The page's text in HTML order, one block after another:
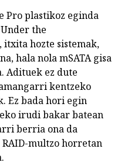
Pro plastikoz eginda
the
hozte sistemak,
hala nola mSATA gisa
Adituek ez dute
kentzeko
Ez bada hori egin
irudi bakar batean
berria ona da
multzo horretan